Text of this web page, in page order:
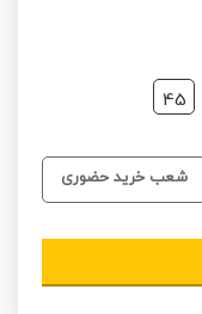
45
شعب خرید حضوری